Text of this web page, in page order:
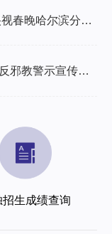
春晚哈尔滨分会
邪教警示宣传文
招生成绩查询